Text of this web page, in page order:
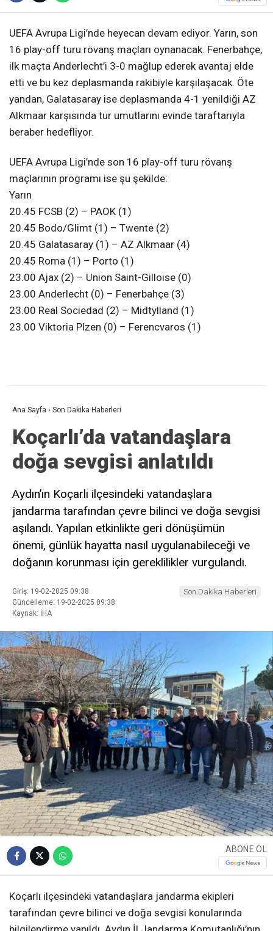
UEFA Avrupa Ligi’nde heyecan devam ediyor. Yarın, son
16 play-off turu rövanş maçları oynanacak. Fenerbahçe,
ilk maçta Anderlecht’i 3-0 mağlup ederek avantaj elde
etti ve bu kez deplasmanda rakibiyle karşılaşacak. Öte
yandan, Galatasaray ise deplasmanda 4-1 yenildiği AZ
Alkmaar karşısında tur umutlarını evinde taraftarıyla
beraber hedefliyor.
UEFA Avrupa Ligi’nde son 16 play-off turu rövanş
maçlarının programı ise şu şekilde:
Yarın
20.45 FCSB (2) – PAOK (1)
20.45 Bodo/Glimt (1) – Twente (2)
20.45 Galatasaray (1) – AZ Alkmaar (4)
20.45 Roma (1) – Porto (1)
23.00 Ajax (2) – Union Saint-Gilloise (0)
23.00 Anderlecht (0) – Fenerbahçe (3)
23.00 Real Sociedad (2) – Midtylland (1)
23.00 Viktoria Plzen (0) – Ferencvaros (1)
Ana Sayfa › Son Dakika Haberleri
Koçarlı’da vatandaşlara
doğa sevgisi anlatıldı
Aydın’ın Koçarlı ilçesindeki vatandaşlara
jandarma tarafından çevre bilinci ve doğa sevgisi
aşılandı. Yapılan etkinlikte geri dönüşümün
önemi, günlük hayatta nasıl uygulanabileceği ve
doğanın korunması için gereklilikler vurgulandı.
Giriş: 19-02-2025 09:38
Güncelleme: 19-02-2025 09:38
Kaynak: İHA
Son Dakika Haberleri
ABONE OL
Koçarlı ilçesindeki vatandaşlara jandarma ekipleri
tarafından çevre bilinci ve doğa sevgisi konularında